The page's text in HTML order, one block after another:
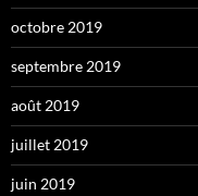
octobre 2019
septembre 2019
août 2019
juillet 2019
juin 2019